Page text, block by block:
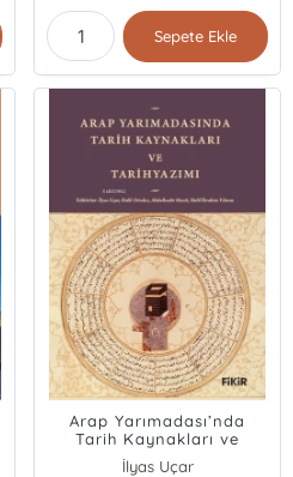
Sepete Ekle
Arap Yarımadası’nda
Tarih Kaynakları ve
Tarihyazımı
İlyas Uçar